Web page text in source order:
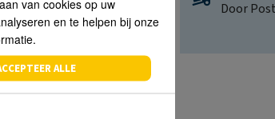
Door
van cookies op uw
en te helpen bij onze
ALLE